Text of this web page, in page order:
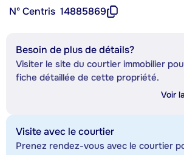
Nº Centris 14885869
Besoin de plus de détails?
Visiter le site du courtier immobilier
fiche détaillée de cette propriété.
Voir
Visite avec le courtier
Prenez rendez-vous avec le courtier